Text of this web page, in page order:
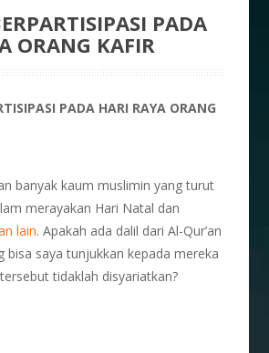
PADA
ORANG KAFIR
PADA HARI RAYA ORANG
banyak kaum muslimin yang turut
merayakan Hari Natal dan
lain. Apakah ada dalil dari Al-Qur’an
bisa saya tunjukkan kepada mereka
tidaklah disyariatkan?